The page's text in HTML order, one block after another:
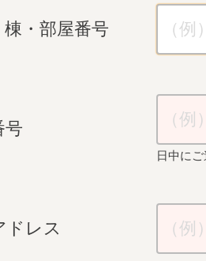
・部屋番号
号
日中に
ドレス